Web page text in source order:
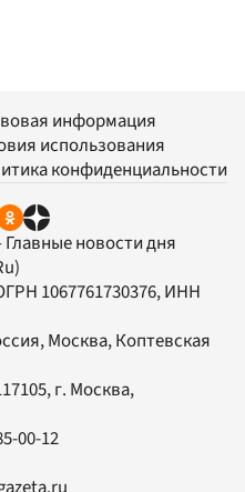
информация
использования
конфиденциальности
Главные новости дня
1067761730376, ИНН
Москва, Коптевская
, г. Москва,
00-12